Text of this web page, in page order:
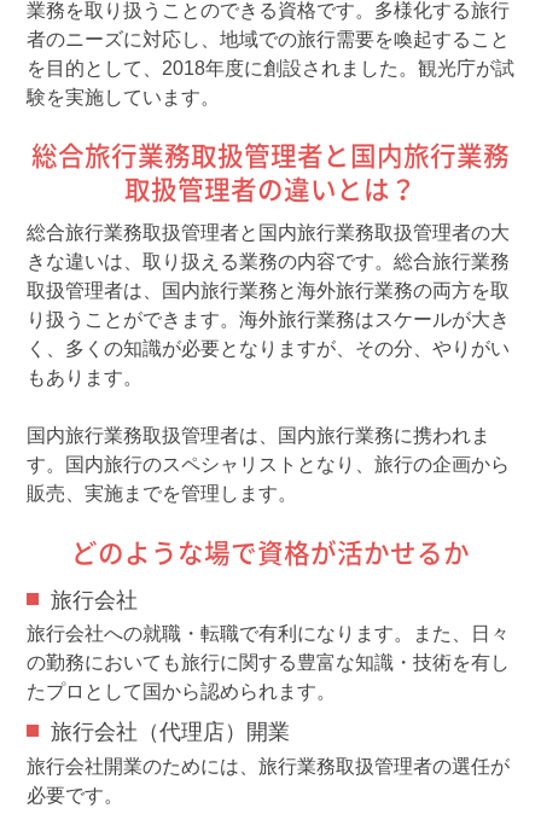
業務を取り扱うことのできる資格です。多様化する旅行
者のニーズに対応し、地域での旅行需要を喚起すること
を目的として、2018年度に創設されました。観光庁が試
験を実施しています。
総合旅行業務取扱管理者と国内旅行業務
取扱管理者の違いとは？
総合旅行業務取扱管理者と国内旅行業務取扱管理者の大
きな違いは、取り扱える業務の内容です。総合旅行業務
取扱管理者は、国内旅行業務と海外旅行業務の両方を取
り扱うことができます。海外旅行業務はスケールが大き
く、多くの知識が必要となりますが、その分、やりがい
もあります。
国内旅行業務取扱管理者は、国内旅行業務に携われま
す。国内旅行のスペシャリストとなり、旅行の企画から
販売、実施までを管理します。
どのような場で資格が活かせるか
旅行会社
旅行会社への就職・転職で有利になります。また、日々
の勤務においても旅行に関する豊富な知識・技術を有し
たプロとして国から認められます。
旅行会社（代理店）開業
旅行会社開業のためには、旅行業務取扱管理者の選任が
必要です。